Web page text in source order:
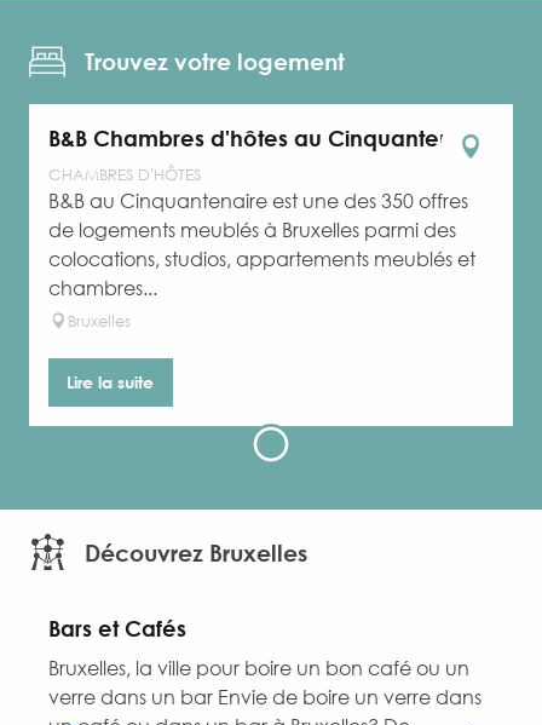
Trouvez votre logement
B&B Chambres d'hôtes au Cinquantenaire
CHAMBRES D'HÔTES
B&B au Cinquantenaire est une des 350 offres
de logements meublés à Bruxelles parmi des
colocations, studios, appartements meublés et
chambres...
Bruxelles
Lire la suite
Découvrez Bruxelles
Bars et Cafés
Bruxelles, la ville pour boire un bon café ou un
verre dans un bar Envie de boire un verre dans